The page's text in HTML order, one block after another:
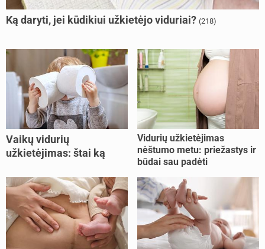
Ką daryti, jei kūdikiui užkietėjo viduriai? (218)
Vaikų vidurių
užkietėjimas: štai ką
Vidurių užkietėjimas
nėštumo metu: priežastys ir
būdai sau padėti